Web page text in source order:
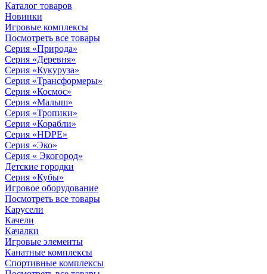
Каталог товаров
Новинки
Игровые комплексы
Посмотреть все товары
Серия «Природа»
Серия «Деревня»
Серия «Кукуруза»
Серия «Трансформеры»
Серия «Космос»
Серия «Малыш»
Серия «Тропики»
Серия «Корабли»
Серия «HDPE»
Серия «Эко»
Серия « Экогород»
Детские городки
Серия «Кубы»
Игровое оборудование
Посмотреть все товары
Карусели
Качели
Качалки
Игровые элементы
Канатные комплексы
Спортивные комплексы